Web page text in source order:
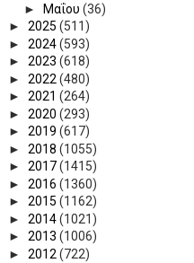
►
Μαΐου (36)
► 2025 (511)
► 2024(593)
► 2023 (618)
► 2022 (480)
► 2021 (264)
► 2020 (293)
► 2019 (617)
► 2018 (1055)
► 2017(1415)
► 2016 (1360)
► 2015 (1162)
► 2014(1021)
► 2013 (1006)
► 2012 (722)